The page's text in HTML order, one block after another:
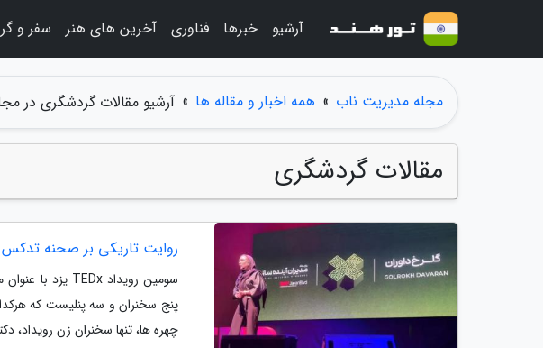
مجله مدیریت ناب » همه اخبار و مقاله ها » آرشیو مقالات گردشگری در
مقالات گردشگری
روایت تاریکی بر صحنه تدکس
پنج سخنران و سه پنلیست که
چهره ها، تنها سخنران زن رویداد،
آرشیو خبرها فناوری آخرین های هنر سفر و